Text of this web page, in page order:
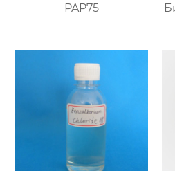
PAP75